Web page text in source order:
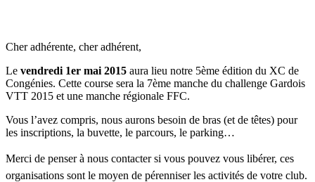
Cher adhérente, cher adhérent,
Le vendredi 1er mai 2015 aura lieu notre 5ème édition du XC de
Congénies. Cette course sera la 7ème manche du challenge Gardois
VTT 2015 et une manche régionale FFC.
Vous l’avez compris, nous aurons besoin de bras (et de têtes) pour
les inscriptions, la buvette, le parcours, le parking…
Merci de penser à nous contacter si vous pouvez vous libérer, ces
organisations sont le moyen de pérenniser les activités de votre club.